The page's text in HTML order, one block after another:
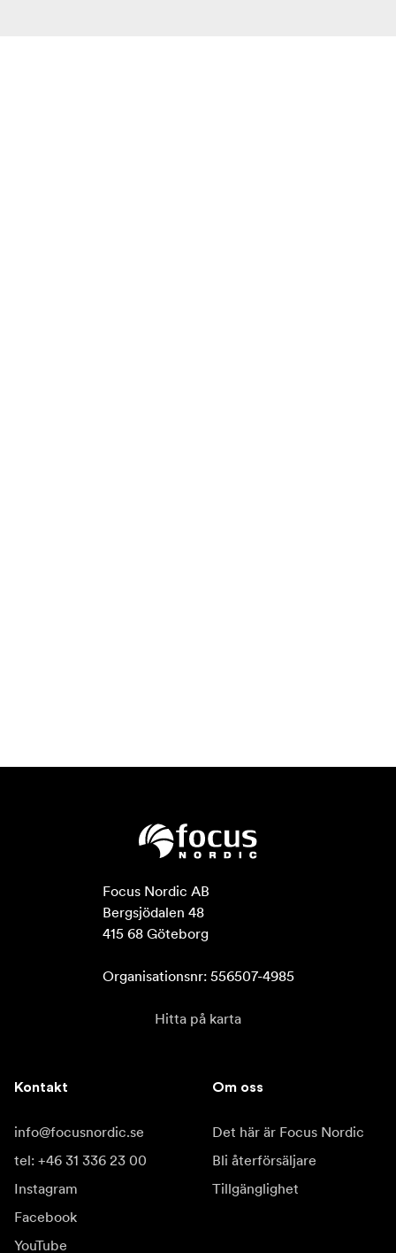
Focus Nordic AB
Bergsjödalen 48
415 68 Göteborg
Organisationsnr: 556507-4985
Hitta på karta
Kontakt
info@focusnordic.se
tel: +46 31 336 23 00
Instagram
Facebook
YouTube
Om oss
Det här är Focus Nordic
Bli återförsäljare
Tillgänglighet